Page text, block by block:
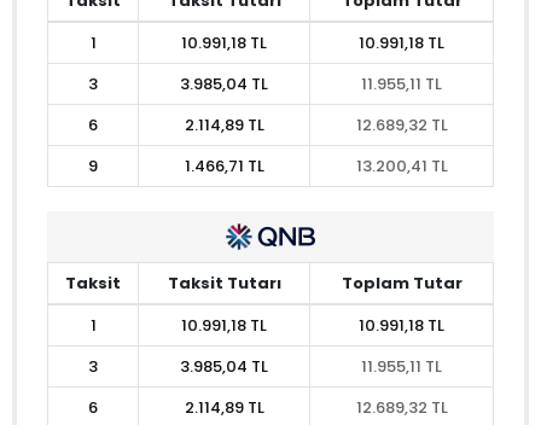
1
10.991,18 TL
10.991,18 TL
3
3.985,04 TL
11.955,11 TL
6
2.114,89 TL
12.689,32 TL
9
1.466,71 TL 13.200,41 TL
Taksit Taksit Tutarı
Toplam Tutar
1
10.991,18 TL
10.991,18 TL
3
3.985,04 TL
11.955,11 TL
6
2.114,89 TL
12.689,32 TL